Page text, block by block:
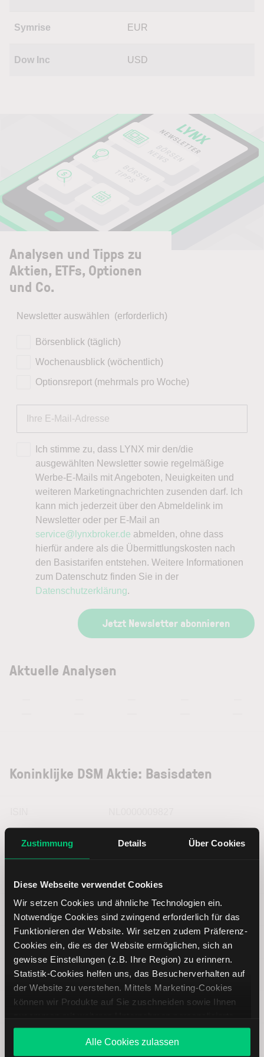
Zustimmung Details Über Cookies
Diese Webseite verwendet Cookies
Wir setzen Cookies und ähnliche Technologien ein.
Notwendige Cookies sind zwingend erforderlich für das
Funktionieren der Website. Wir setzen zudem Präferenz-
Cookies ein, die es der Website ermöglichen, sich an
gewisse Einstellungen (z.B. Ihre Region) zu erinnern.
Statistik-Cookies helfen uns, das Besucherverhalten auf
der Website zu verstehen. Mittels Marketing-Cookies
können wir Produkte auf Sie zuschneiden sowie Ihnen
Angebote unterbreiten. Sie entscheiden, welche Cookies
Sie zulassen oder ablehnen. Ihre Entscheidung können
Alle Cookies zulassen
Symrise EUR
Dow Inc USD
Analysen und Tipps zu
Aktien, ETFs, Optionen
und Co.
Newsletter auswählen (erforderlich)
Börsenblick (täglich)
Wochenausblick (wöchentlich)
Optionsreport (mehrmals pro Woche)
Ich stimme zu, dass LYNX mir den/die
ausgewählten Newsletter sowie regelmäßige
Werbe-E-Mails mit Angeboten, Neuigkeiten und
weiteren Marketingnachrichten zusenden darf. Ich
kann mich jederzeit über den Abmeldelink im
Newsletter oder per E-Mail an
service@lynxbroker.de abmelden, ohne dass
hierfür andere als die Übermittlungskosten nach
den Basistarifen entstehen. Weitere Informationen
zum Datenschutz finden Sie in der
Datenschutzerklärung.
Jetzt Newsletter abonnieren
Aktuelle Analysen
Koninklijke DSM Aktie: Basisdaten
Symbol DSM
Währung EUR
Land Niederlande
Index AEX
Supersektor Chemikalien
Chemikalien: Diversifiziert